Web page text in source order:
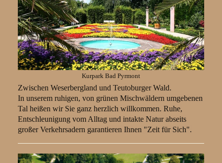
Kurpark Bad Pyrmont
Zwischen Weserbergland und Teutoburger Wald.
In unserem ruhigen, von grünen Mischwäldern umgebenen
Tal heißen wir Sie ganz herzlich willkommen. Ruhe,
Entschleunigung vom Alltag und intakte Natur abseits
großer Verkehrsadern garantieren Ihnen "Zeit für Sich".